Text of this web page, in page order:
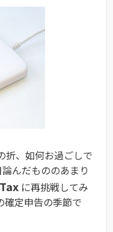
折、如何お過ごしで
んだもののあまり
に再挑戦してみ
確定申告の季節で